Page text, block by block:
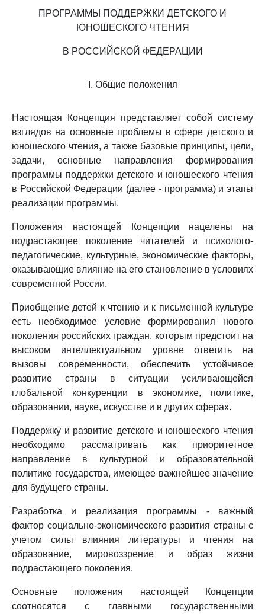
ПРОГРАММЫ ПОДДЕРЖКИ ДЕТСКОГО И
ЮНОШЕСКОГО ЧТЕНИЯ
В РОССИЙСКОЙ ФЕДЕРАЦИИ
I. Общие положения
Настоящая Концепция представляет собой систему
взглядов на основные проблемы в сфере детского и
юношеского чтения, а также базовые принципы, цели,
задачи, основные направления формирования
программы поддержки детского и юношеского чтения
в Российской Федерации (далее - программа) и этапы
реализации программы.
Положения настоящей Концепции нацелены на
подрастающее поколение читателей и психолого-
педагогические, культурные, экономические факторы,
оказывающие влияние на его становление в условиях
современной России.
Приобщение детей к чтению и к письменной культуре
есть необходимое условие формирования нового
поколения российских граждан, которым предстоит на
высоком интеллектуальном уровне ответить на
вызовы современности, обеспечить устойчивое
развитие страны в ситуации усиливающейся
глобальной конкуренции в экономике, политике,
образовании, науке, искусстве и в других сферах.
Поддержку и развитие детского и юношеского чтения
необходимо рассматривать как приоритетное
направление в культурной и образовательной
политике государства, имеющее важнейшее значение
для будущего страны.
Разработка и реализация программы - важный
фактор социально-экономического развития страны с
учетом силы влияния литературы и чтения на
образование, мировоззрение и образ жизни
подрастающего поколения.
Основные положения настоящей Концепции
соотносятся с главными государственными